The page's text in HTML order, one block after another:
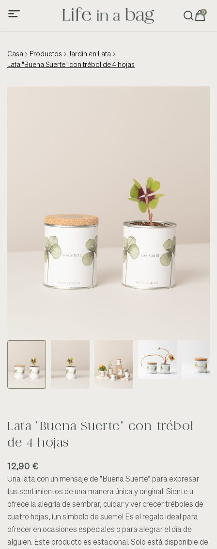
0
Casa Productos
Jardín en Lata
Lata "Buena Suerte" con trébol de 4 hojas
Lata "Buena Suerte" con trébol
de 4 hojas
12,90 €
Una lata con un mensaje de “Buena Suerte” para expresar
tus sentimientos de una manera única y original. Siente u
ofrece la alegría de sembrar, cuidar y ver crecer tréboles de
cuatro hojas, ¡un símbolo de suerte! Es el regalo ideal para
ofrecer en ocasiones especiales o para alegrar el día de
alguien. Este producto es estacional. Solo está disponible de